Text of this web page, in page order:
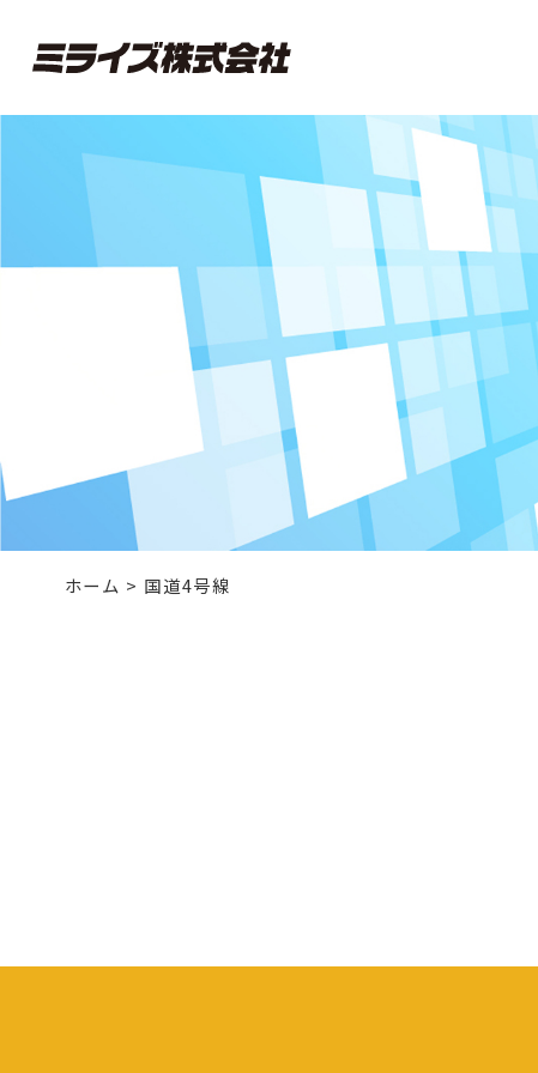
ホーム > 国道4号線